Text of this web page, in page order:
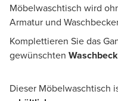
Möbelwaschtisch wird
Armatur und
Komplettieren Sie das
gewünschten
Dieser Möbelwaschtisch